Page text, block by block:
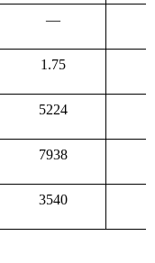
—
1.75
5224
7938
3540